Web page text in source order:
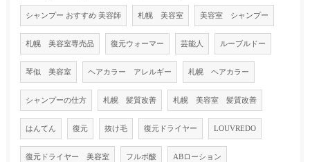
シャンプー おすすめ 美容師 札幌 美容室 美容室 シャンプー
札幌 美容室専売品 復元ウォーマー 芸能人 ルーブルドー
琴似 美容室 ヘアカラー アレルギー 札幌 ヘアカラー
シャンプーの仕方 札幌 髪質改善 札幌 美容室 髪質改善
はんてん 復元 抜け毛 復元ドライヤー LOUVREDO
復元ドライヤー 美容室 フルボ酸 ABローション